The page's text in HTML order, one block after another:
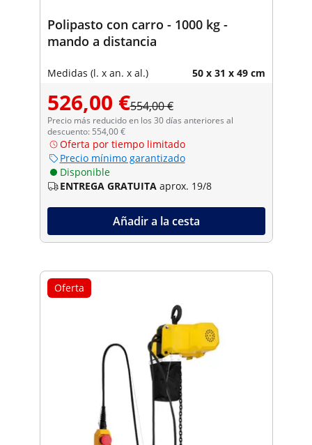
Polipasto con carro - 1000 kg -
mando a distancia
Medidas (l. x an. x al.) 50 x 31 x 49 cm
526,00 €554,00 €
Precio más reducido en los 30 días anteriores al
descuento: 554,00 €
Oferta por tiempo limitado
Precio mínimo garantizado
Disponible
ENTREGA GRATUITA aprox. 19/8
Añadir a la cesta
Oferta